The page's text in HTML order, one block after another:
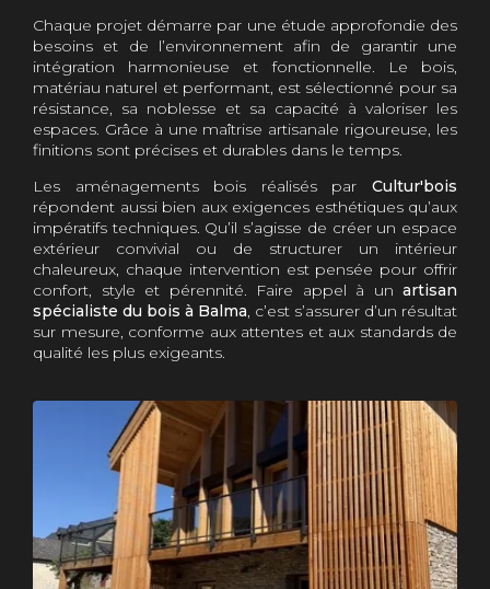
Chaque projet démarre par une étude approfondie des
besoins et de l’environnement afin de garantir une
intégration harmonieuse et fonctionnelle. Le bois,
matériau naturel et performant, est sélectionné pour sa
résistance, sa noblesse et sa capacité à valoriser les
espaces. Grâce à une maîtrise artisanale rigoureuse, les
finitions sont précises et durables dans le temps.
Les aménagements bois réalisés par Cultur'bois
répondent aussi bien aux exigences esthétiques qu’aux
impératifs techniques. Qu’il s’agisse de créer un espace
extérieur convivial ou de structurer un intérieur
chaleureux, chaque intervention est pensée pour offrir
confort, style et pérennité. Faire appel à un artisan
spécialiste du bois à Balma, c’est s’assurer d’un résultat
sur mesure, conforme aux attentes et aux standards de
qualité les plus exigeants.